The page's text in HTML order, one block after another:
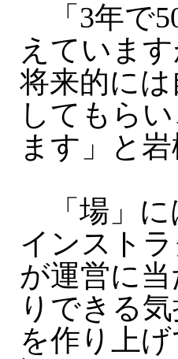
「3年で
えていま
将来的に
してもら
ます」と岩
「場」に
インスト
が運営に
りできる
を作り上